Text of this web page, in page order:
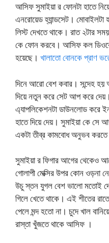
আসিফ সুমাইয়া র ফোনটা হাতে
এনরোয়েড হ্যান্ডসেট।
লিস্ট দেখতে থাকে। রাত ২টার
কে ফোন করবে। আসিফ কল
হয়েছে। খালাতো বোনকে প্রাণ
দিনে আরো বেশ কবার। সন্দেহ
দিয়ে নতুন করে সেট আপ করে
এ্যাপলিকেশনটা ডাউনলোড করে
হাতে দিয়ে দেয়। সুমাইয়া কে সে
একটা তীব্র কামবোধ অনুভব করতে
সুমাইয়া র ফিগার আগের থেকেও
গোলাপী মেক্সির উপর কোন ‍ওড়না
উচু স্তন যুগল বেশ ভালো মতোই
গিলে খেতে থাকে। এই শীতের রাতে
পেলে মন্দ হতো না। চুদে খাল
রাস্তা খুঁজতে থাকে আসিফ ।